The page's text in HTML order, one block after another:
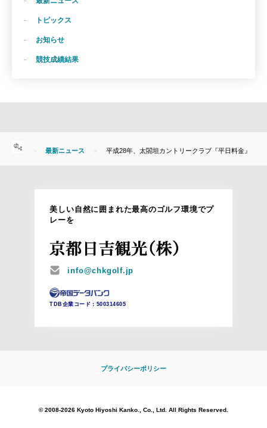
トピックス
お知らせ
競技成績結果
最新ニュース 平成28年、太閤坦カントリークラブ『平日料金』
美しい自然に囲まれた最高のゴルフ環境でプ
レーを
MAIL
info@chkgolf.jp
TDB企業コード： 500314605
プライバシーポリシー
© 2008-2026 Kyoto Hiyoshi Kanko., Co., Ltd. All Rights Reserved.